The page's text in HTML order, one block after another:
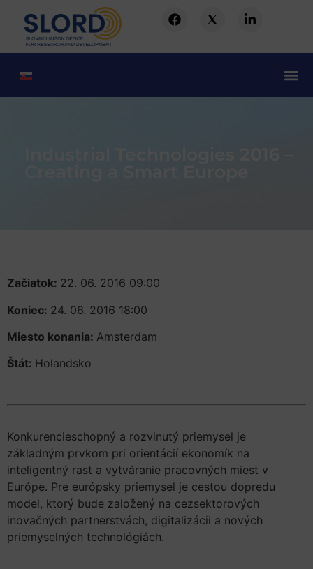
Začiatok: 22. 06. 2016 09:00
Koniec: 24. 06. 2016 18:00
Miesto konania: Amsterdam
Štát: Holandsko
Konkurencieschopný a rozvinutý priemysel je
základným prvkom pri orientácií ekonomík na
inteligentný rast a vytváranie pracovných miest v
Európe. Pre európsky priemysel je cestou dopredu
model, ktorý bude založený na cezsektorových
inovačných partnerstvách, digitalizácii a nových
priemyselných technológiách.